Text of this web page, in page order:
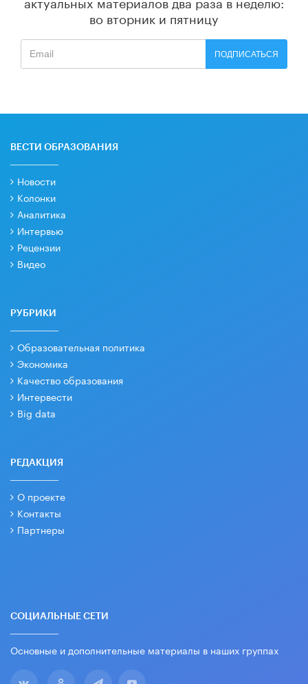
во вторник и пятницу
ПОДПИСАТЬСЯ
ВЕСТИ ОБРАЗОВАНИЯ
Новости
Колонки
Аналитика
Интервью
Рецензии
Видео
РУБРИКИ
Образовательная политика
Экономика
Качество образования
Интервести
Big data
РЕДАКЦИЯ
О проекте
Контакты
Партнеры
СОЦИАЛЬНЫЕ СЕТИ
Основные и дополнительные материалы в наших группах